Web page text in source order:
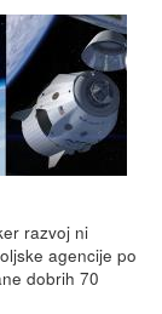
razvoj ni
agencije po
dobrih 70